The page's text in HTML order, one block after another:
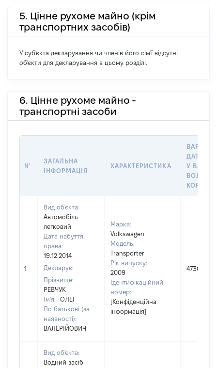
5. Цінне рухоме майно (крім
транспортних засобів)
У суб'єкта декларування чи членів його сім'ї відсутні
об'єкти для декларування в цьому розділі.
6. Цінне рухоме майно -
транспортні засоби
№
ЗАГАЛЬНА
ІНФОРМАЦІЯ
ХАРАКТЕРИСТИКА
ДАТУ
У
1
Вид об'єкта:
Автомобіль
легковий
Дата набуття
права:
19.12.2014
Декларує:
Прізвище:
РЕВЧУК
Ім'я:
ОЛЕГ
По батькові (за
наявності):
ВАЛЕРІЙОВИЧ
Марка:
Volkswagen
Модель:
Transporter
Рік випуску:
2009
Ідентифікаційний
номер:
[Конфіденційна
інформація]
473081
Вид об'єкта:
Водний засіб